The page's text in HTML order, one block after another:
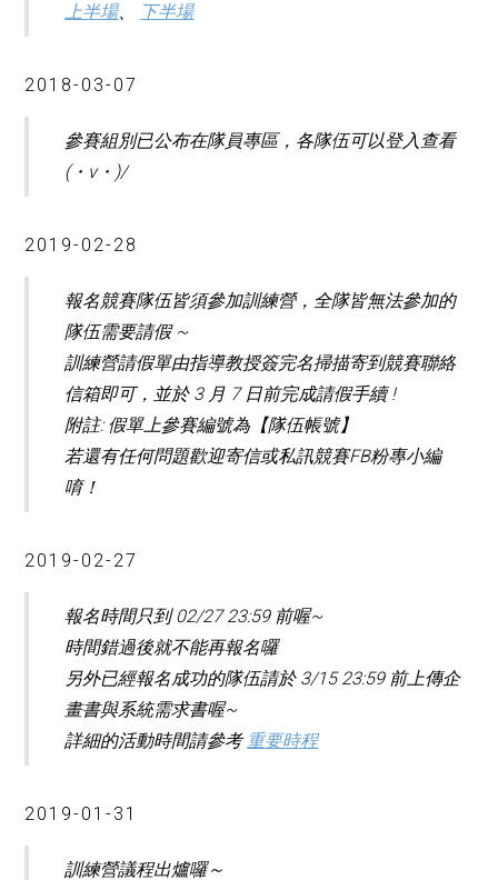
上半場、 下半場
2018-03-07
參賽組別已公布在隊員專區，各隊伍可以登入查看
(・v・)/
2019-02-28
報名競賽隊伍皆須參加訓練營，全隊皆無法參加的
隊伍需要請假 ~
訓練營請假單由指導教授簽完名掃描寄到競賽聯絡
信箱即可，並於 3 月 7 日前完成請假手續 !
附註: 假單上參賽編號為【隊伍帳號】
若還有任何問題歡迎寄信或私訊競賽FB粉專小編
唷！
2019-02-27
報名時間只到 02/27 23:59 前喔~
時間錯過後就不能再報名囉
另外已經報名成功的隊伍請於 3/15 23:59 前上傳企
畫書與系統需求書喔~
詳細的活動時間請參考 重要時程
2019-01-31
訓練營議程出爐囉～